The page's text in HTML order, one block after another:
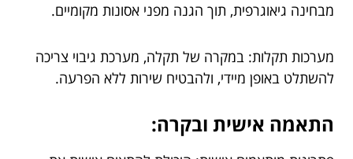
מבחינה גיאוגרפית, תוך הגנה מפני אסונות מקומיים.
מערכות תקלות: במקרה של תקלה, מערכת גיבוי צריכה
להשתלט באופן מיידי, ולהבטיח שירות ללא הפרעה.
התאמה אישית ובקרה: